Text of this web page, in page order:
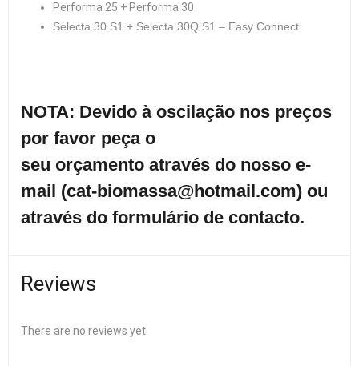
Performa 25 + Performa 30
Selecta 30 S1 + Selecta 30Q S1 – Easy Connect
NOTA: Devido à oscilação nos preços
por favor peça o
seu orçamento através do nosso e-
mail (cat-biomassa@hotmail.com) ou
através do formulário de contacto.
Reviews
There are no reviews yet.